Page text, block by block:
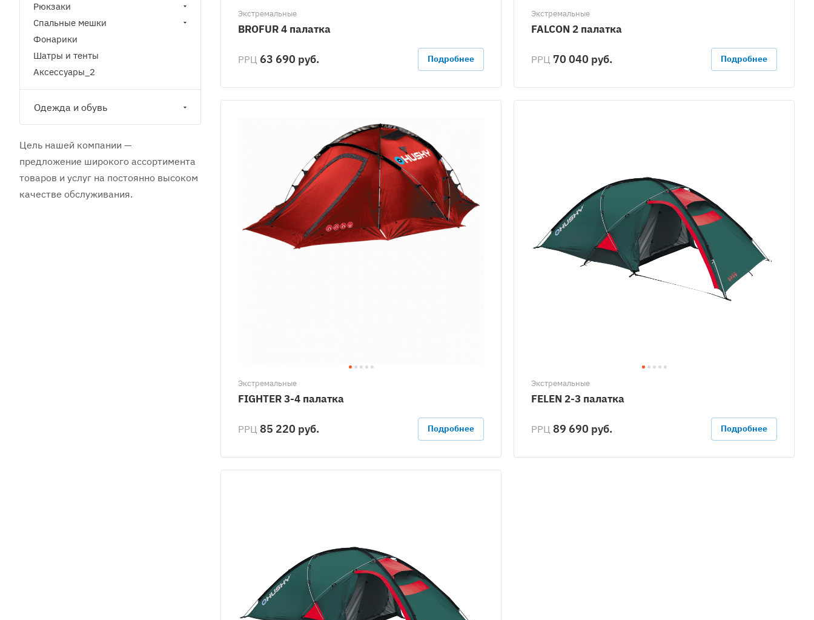
Экстремальные
BROFUR 4 палатка
РРЦ 63 690 руб. Подробнее
Экстремальные
FALCON 2 палатка
РРЦ 70 040 руб. Подробнее
Экстремальные
FIGHTER 3-4 палатка
РРЦ 85 220 руб. Подробнее
Экстремальные
FELEN 2-3 палатка
РРЦ 89 690 руб. Подробнее
Рюкзаки
Спальные мешки
Фонарики
Шатры и тенты
Аксессуары_2
Одежда и обувь
Цель нашей компании —
предложение широкого ассортимента
товаров и услуг на постоянно высоком
качестве обслуживания.